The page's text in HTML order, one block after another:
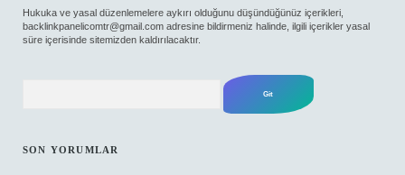
Hukuka ve yasal düzenlemelere aykırı olduğunu düşündüğünüz içerikleri,
backlinkpanelicomtr@gmail.com adresine bildirmeniz halinde, ilgili içerikler yasal
süre içerisinde sitemizden kaldırılacaktır.
SON YORUMLAR